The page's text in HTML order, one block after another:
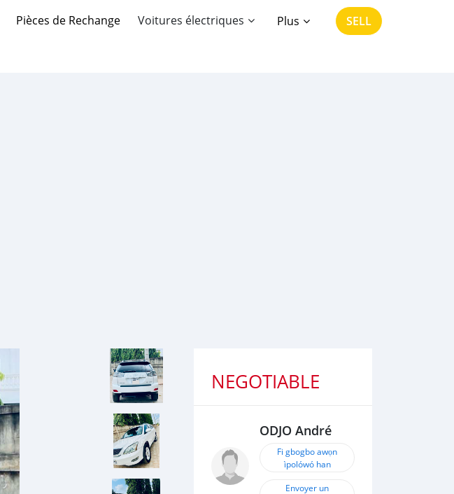
Pièces de Rechange Voitures électriques Plus SELL
NEGOTIABLE
ODJO André
Fi gbogbo awọn
ìpolówó han
Envoyer un